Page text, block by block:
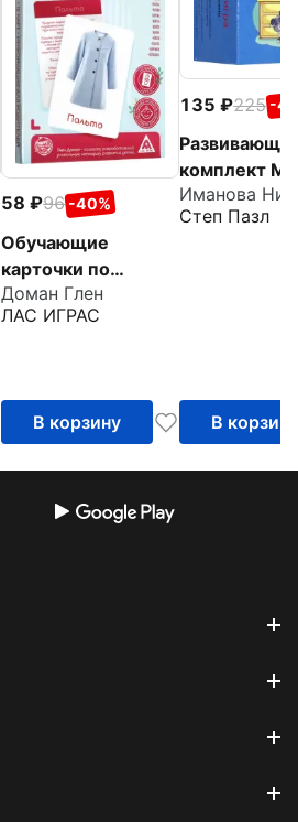
58 96 -40%
Обучающие
карточки по
методу Глена
Домана Одежда,
Доман Глен
ЛАС ИГРАС
В корзину
135 225 -
комплект
Степ Пазл
В корзину